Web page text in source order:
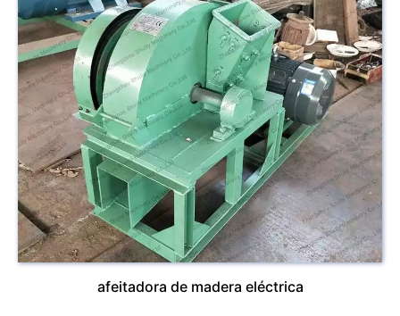
afeitadora de madera eléctrica